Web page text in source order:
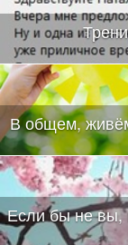
В общем,
Если бы не вы,